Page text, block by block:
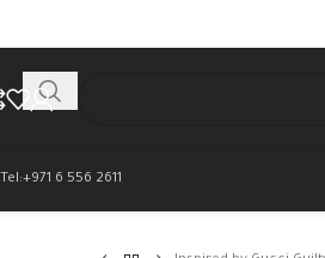
Tel:+971 6 556 2611